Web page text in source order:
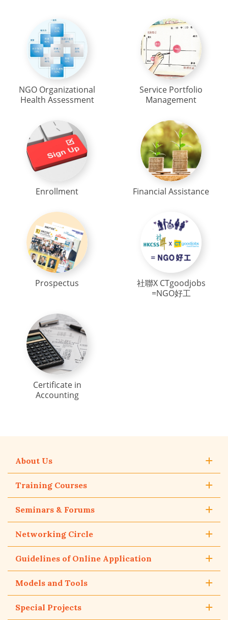
NGO Organizational
Health Assessment
Service Portfolio
Management
Enrollment Financial Assistance
Prospectus
社聯X CTgoodjobs
=NGO好工
Certificate in
Accounting
About Us
Training Courses
Seminars & Forums
Networking Circle
Guidelines of Online Application
Models and Tools
Special Projects